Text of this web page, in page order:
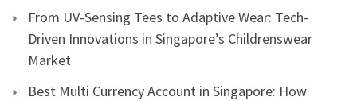
From UV-Sensing Tees to Adaptive Wear: Tech-
Driven Innovations in Singapore’s Childrenswear
Market
Best Multi Currency Account in Singapore: How